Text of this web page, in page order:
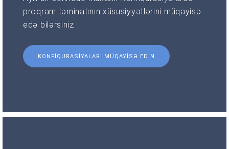
proqram təminatının xüsusiyyətlərini müqayisə
edə bilərsiniz.
KONFIQURASIYALARI MÜQAYISƏ EDIN